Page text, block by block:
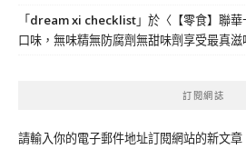
「dream xi checklist」於〈 【零食】聯
口味，無味精無防腐劑無甜味劑享受最真滋
訂閱網誌
請輸入你的電子郵件地址訂閱網站的新文